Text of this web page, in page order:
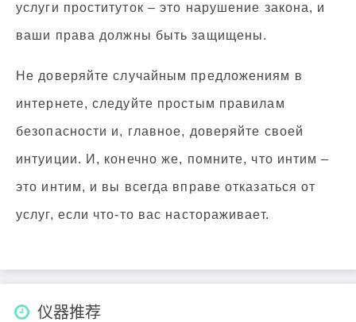
услуги проституток – это нарушение закона, и
ваши права должны быть защищены.
Не доверяйте случайным предложениям в
интернете, следуйте простым правилам
безопасности и, главное, доверяйте своей
интуиции. И, конечно же, помните, что интим –
это интим, и вы всегда вправе отказаться от
услуг, если что-то вас настораживает.
仪器推荐